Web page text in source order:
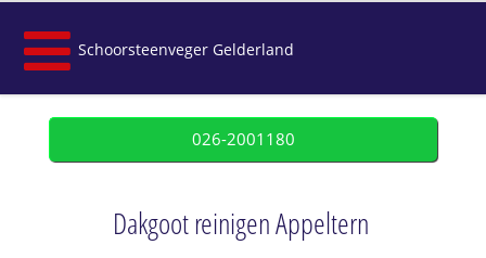
Schoorsteenveger Gelderland
026-2001180
Dakgoot reinigen Appeltern